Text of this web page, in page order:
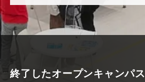
終了したオープンキャンパス